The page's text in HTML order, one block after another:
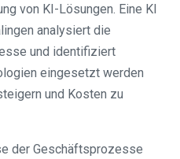
von KI-Lösungen. Eine KI
analysiert die
und identifiziert
eingesetzt werden
und Kosten zu
der Geschäftsprozesse